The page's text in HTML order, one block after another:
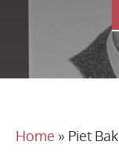
Home » Piet